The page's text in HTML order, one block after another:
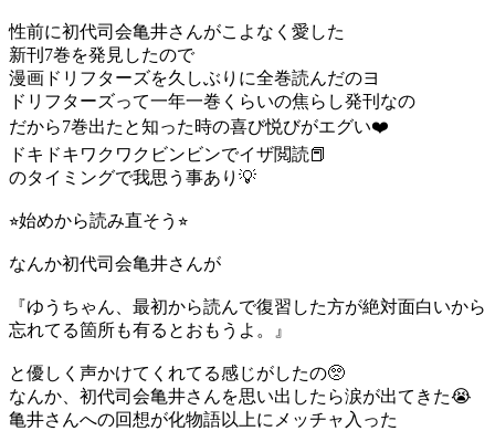
性前に初代司会亀井さんがこよなく愛した
新刊7巻を発見したので
漫画ドリフターズを久しぶりに全巻読んだのヨ
ドリフターズって一年一巻くらいの焦らし発刊なの
だから7巻出たと知った時の喜び悦びがエグい❤️
ドキドキワクワクビンビンでイザ閲読📕
のタイミングで我思う事あり💡
⭐︎始めから読み直そう⭐︎
なんか初代司会亀井さんが
『ゆうちゃん、最初から読んで復習した方が絶対面白いから
忘れてる箇所も有るとおもうよ。』
と優しく声かけてくれてる感じがしたの🥺
なんか、初代司会亀井さんを思い出したら涙が出てきた😭
亀井さんへの回想が化物語以上にメッチャ入った